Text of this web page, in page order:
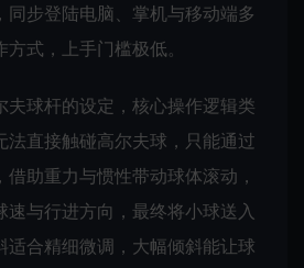
同步登陆电脑、掌机与移动端多
式，上手门槛极低。
夫球杆的设定，核心操作逻辑类
法直接触碰高尔夫球，只能通过
助重力与惯性带动球体滚动，
与行进方向，最终将小球送入
适合精细微调，大幅倾斜能让球